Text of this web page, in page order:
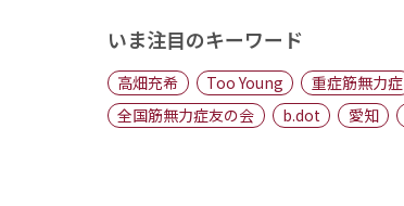
いま注目のキーワード
高畑充希 Too Young 重症筋無力症
全国筋無力症友の会
b.dot 愛知